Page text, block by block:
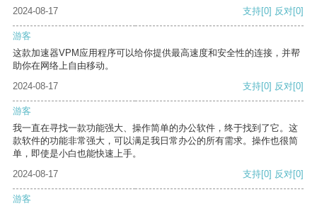
2024-08-17
支持[0] 反对[0]
游客
这款加速器VPM应用程序可以给你提供最高速度和安全性的连接，并帮
助你在网络上自由移动。
2024-08-17
支持[0] 反对[0]
游客
我一直在寻找一款功能强大、操作简单的办公软件，终于找到了它。这
款软件的功能非常强大，可以满足我日常办公的所有需求。操作也很简
单，即使是小白也能快速上手。
2024-08-17
支持[0] 反对[0]
游客